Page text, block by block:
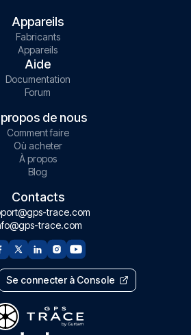
Appareils
Fabricants
Appareils
Aide
Documentation
Forum
de nous
Comment faire
Où acheter
À propos
Blog
Contacts
trace.com
trace.com
Se connecter à Console